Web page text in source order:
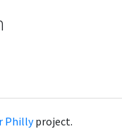
Phillyproject.